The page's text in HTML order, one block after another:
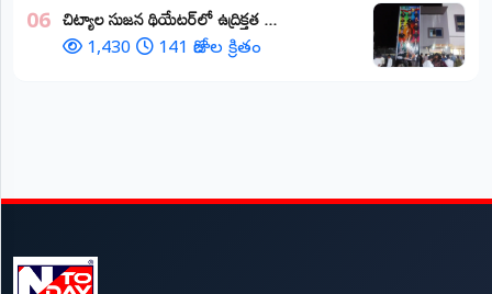
06 చిట్యాల సుజన థియేటర్‌లో ఉద్రిక్తత ...
1,430 141 రోజుల క్రితం